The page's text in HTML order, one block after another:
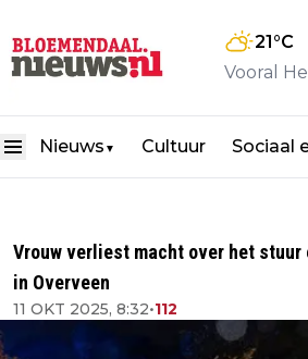
21°C
Vooral
Nieuws ▼ Cultuur Sociaal
Vrouw verliest macht over het stuur
in Overveen
11 OKT 2025, 8:32•112